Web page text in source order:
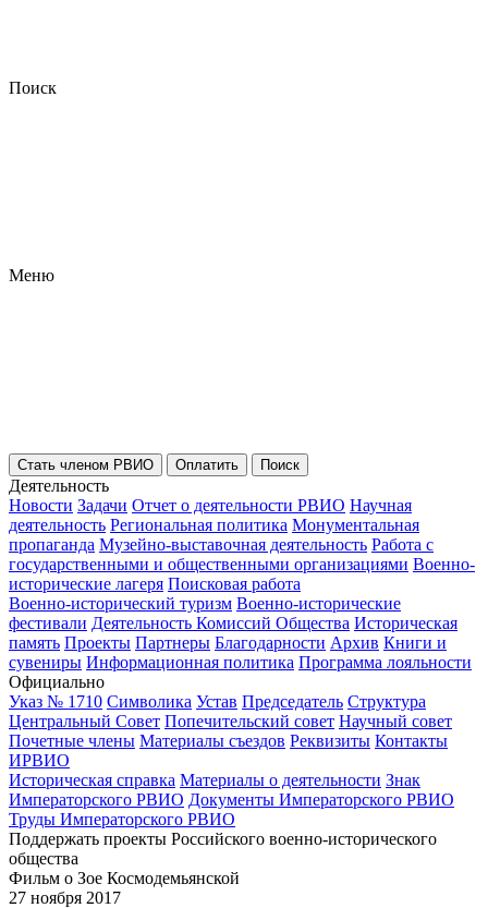
Поиск
Меню
Стать членом РВИО Оплатить Поиск
Деятельность
Новости Задачи Отчет о деятельности РВИО Научная
деятельность Региональная политика Монументальная
пропаганда Музейно-выставочная деятельность Работа с
государственными и общественными организациями Военно-
исторические лагеря Поисковая работа
Военно-исторический туризм Военно-исторические
фестивали Деятельность Комиссий Общества Историческая
память Проекты Партнеры Благодарности Архив Книги и
сувениры Информационная политика Программа лояльности
Официально
Указ № 1710 Символика Устав Председатель Структура
Центральный Совет Попечительский совет Научный совет
Почетные члены Материалы съездов Реквизиты Контакты
ИРВИО
Историческая справка Материалы о деятельности Знак
Императорского РВИО Документы Императорского РВИО
Труды Императорского РВИО
Поддержать проекты Российского военно-исторического
общества
Фильм о Зое Космодемьянской
27 ноября 2017